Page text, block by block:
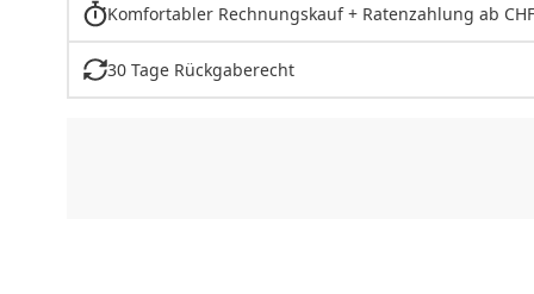
Komfortabler Rechnungskauf + Ratenzahlung ab
30 Tage Rückgaberecht